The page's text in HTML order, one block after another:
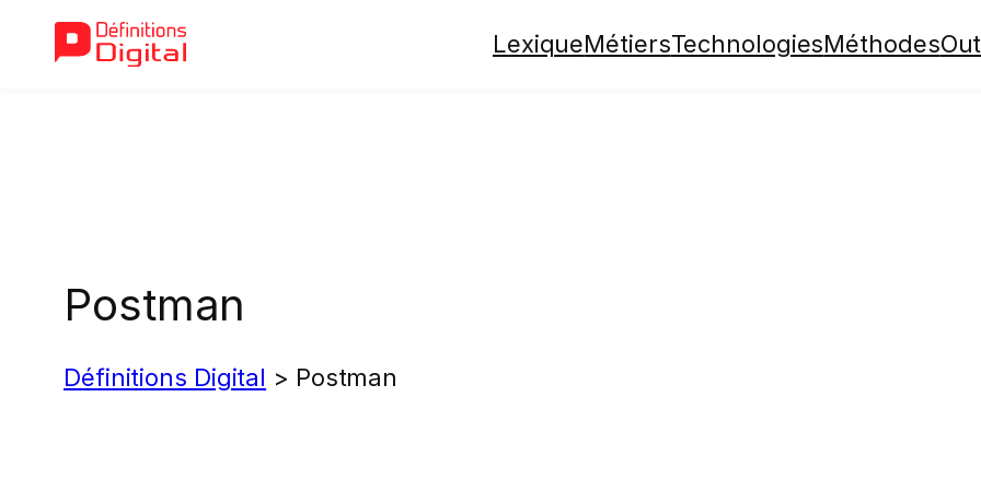
LexiqueMétiersTechnologiesMéthodes
Postman
Définitions Digital > Postman